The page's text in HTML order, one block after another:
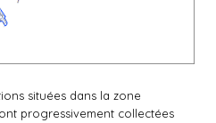
situées dans la zone
progressivement collectées